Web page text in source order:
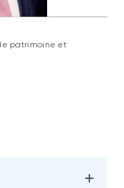
patrimoine et